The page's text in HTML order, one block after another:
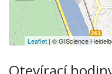
Leaflet | © GIScience